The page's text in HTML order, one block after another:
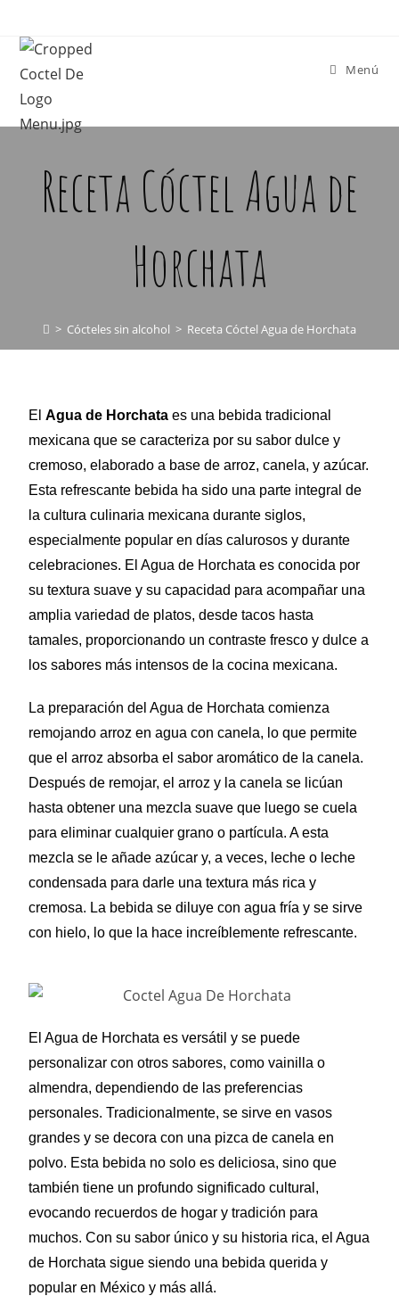
Menú
Receta Cóctel Agua de
Horchata
> Cócteles sin alcohol > Receta Cóctel Agua de Horchata
ElAgua de Horchata es una bebida tradicional
mexicana que se caracteriza por su sabor dulce y
cremoso, elaborado a base de arroz, canela, y azúcar.
Esta refrescante bebida ha sido una parte integral de
la cultura culinaria mexicana durante siglos,
especialmente popular en días calurosos y durante
celebraciones. El Agua de Horchata es conocida por
su textura suave y su capacidad para acompañar una
amplia variedad de platos, desde tacos hasta
tamales, proporcionando un contraste fresco y dulce a
los sabores más intensos de la cocina mexicana.
La preparación del Agua de Horchata comienza
remojando arroz en agua con canela, lo que permite
que el arroz absorba el sabor aromático de la canela.
Después de remojar, el arroz y la canela se licúan
hasta obtener una mezcla suave que luego se cuela
para eliminar cualquier grano o partícula. A esta
mezcla se le añade azúcar y, a veces, leche o leche
condensada para darle una textura más rica y
cremosa. La bebida se diluye con agua fría y se sirve
con hielo, lo que la hace increíblemente refrescante.
El Agua de Horchata es versátil y se puede
personalizar con otros sabores, como vainilla o
almendra, dependiendo de las preferencias
personales. Tradicionalmente, se sirve en vasos
grandes y se decora con una pizca de canela en
polvo. Esta bebida no solo es deliciosa, sino que
también tiene un profundo significado cultural,
evocando recuerdos de hogar y tradición para
muchos. Con su sabor único y su historia rica, el Agua
de Horchata sigue siendo una bebida querida y
popular en México y más allá.